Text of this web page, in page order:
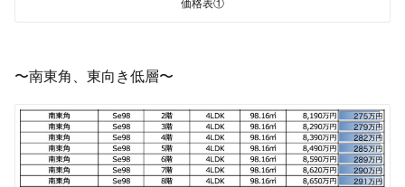
価格表①
〜南東角、東向き低層〜